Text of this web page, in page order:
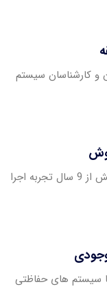
نفر از همکاران و کارشناسان سیستم
پشتیبانی و مشاوره فنی تیم هایپردوربین با بیش از 9 سال تجربه اجرا